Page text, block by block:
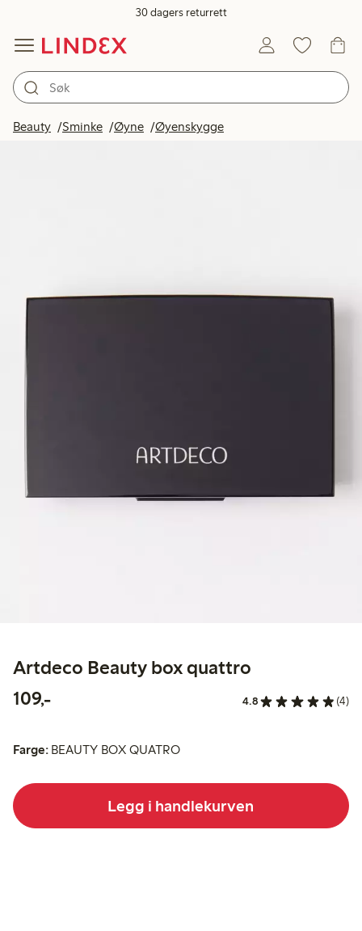
30 dagers returrett
Beauty Sminke Øyne Øyenskygge
Artdeco Beauty box quattro
109,-109,00 kr 4.8 (4)
Farge: BEAUTY BOX QUATRO
Legg i handlekurven